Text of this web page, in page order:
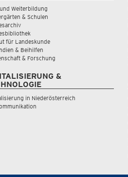
Weiterbildung
& Schulen
für Landeskunde
& Beihilfen
& Forschung
&
in Niederösterreich